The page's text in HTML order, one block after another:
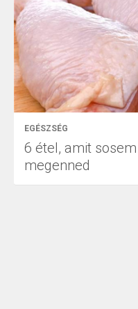
EGÉSZSÉG
6 étel, amit
megenned